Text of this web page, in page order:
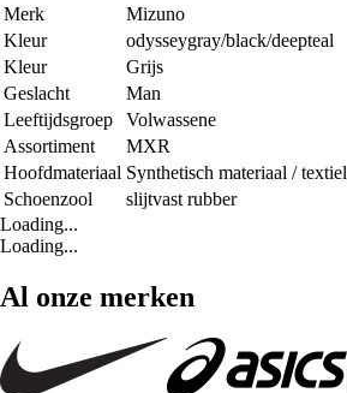
Merk
Mizuno
Kleur
odysseygray/black/deepteal
Kleur
Grijs
Geslacht
Man
Leeftijdsgroep
Volwassene
Assortiment
MXR
Hoofdmateriaal Synthetisch materiaal / textiel
Schoenzool
slijtvast rubber
Loading...
Loading...
Al onze merken